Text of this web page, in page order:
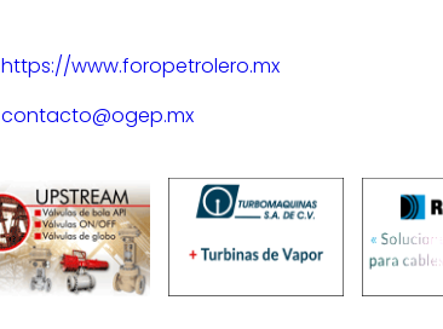
https://www.foropetrolero.mx
contacto@ogep.mx